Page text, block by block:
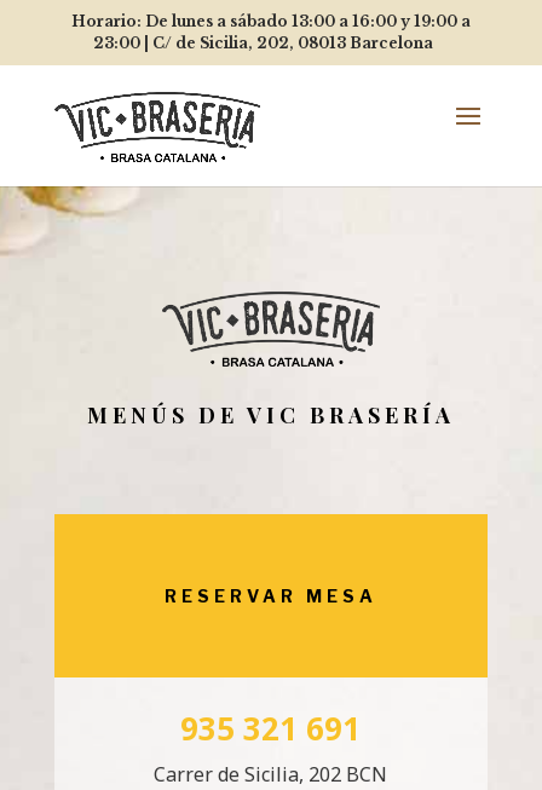
Horario: De lunes a sábado 13:00 a 16:00 y 19:00 a
23:00 | C/ de Sicilia, 202, 08013 Barcelona
MENÚS DE VIC BRASERÍA
RESERVAR MESA
935 321 691
Carrer de Sicilia, 202 BCN